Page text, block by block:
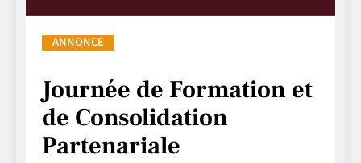
ANNONCE
Journée de Formation et
de Consolidation
Partenariale